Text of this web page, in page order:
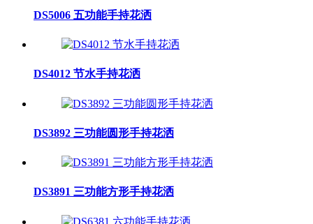
DS5006 五功能手持花洒
DS4012 节水手持花洒
DS3892 三功能圆形手持花洒
DS3891 三功能方形手持花洒